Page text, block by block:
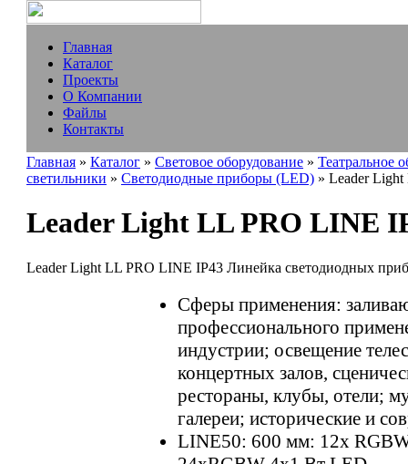
Главная
Каталог
Проекты
О Компании
Файлы
Контакты
Главная » Каталог » Световое оборудование » Театральное
светильники » Светодиодные приборы (LED) » Leader
Leader Light LL PRO LINE
Leader Light LL PRO LINE IP43 Линейка светодиодных
Сферы применения:
профессионального
индустрии; освещение
концертных залов,
рестораны, клубы, отели;
галереи; исторические и
LINE50: 600 мм: 12x